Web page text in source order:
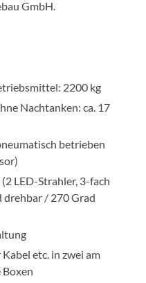
GmbH.
2200 kg
Nachtanken: ca. 17
betrieben
LED-Strahler, 3-fach
drehbar / 270 Grad
etc. in zwei am